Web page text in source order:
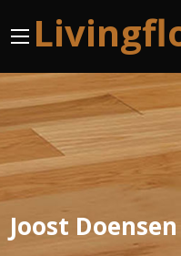
Joost Doensen